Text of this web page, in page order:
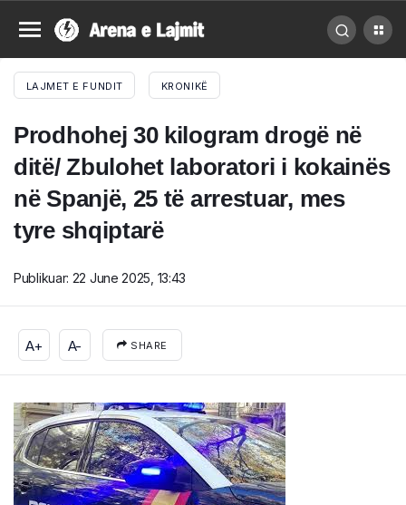
LAJMET E FUNDIT KRONIKË
Prodhohej 30 kilogram drogë në
ditë/ Zbulohet laboratori i kokainës
në Spanjë, 25 të arrestuar, mes
tyre shqiptarë
Publikuar: 22 June 2025, 13:43
A+ A- SHARE